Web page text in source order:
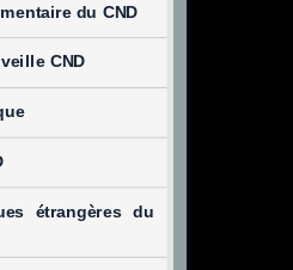
du CND
CND
étrangères du